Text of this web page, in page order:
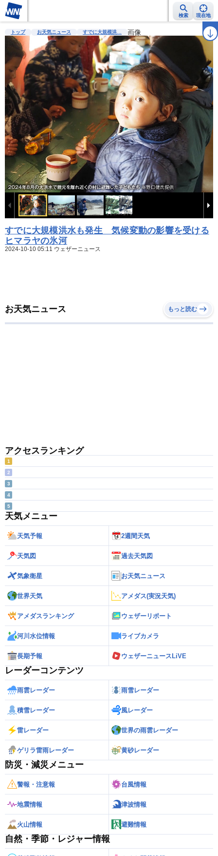
検索 現在地
雨雲レーダー 台風情報 地震情報 警報・注意報 ラ
トップ お天気ニュース すでに大規模洪… 画像
すでに大規模洪水も発生 気候変動の影響を受ける
ヒマラヤの氷河
2024-10-10 05:11 ウェザーニュース
お天気ニュース もっと読む
アクセスランキング
1
2
3
4
5
天気メニュー
天気予報 2週間天気
天気図 過去天気図
気象衛星 お天気ニュース
世界天気 アメダス(実況天気)
アメダスランキング ウェザーリポート
河川水位情報 ライブカメラ
長期予報 ウェザーニュースLiVE
レーダーコンテンツ
雨雲レーダー 雨雪レーダー
積雪レーダー 風レーダー
雷レーダー 世界の雨雲レーダー
ゲリラ雷雨レーダー 黄砂レーダー
防災・減災メニュー
警報・注意報 台風情報
地震情報 津波情報
火山情報 避難情報
自然・季節・レジャー情報